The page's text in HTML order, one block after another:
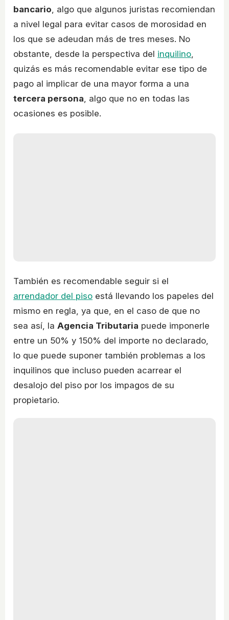
bancario , algo que algunos juristas recomiendan
a nivel legal para evitar casos de morosidad en
los que se adeudan más de tres meses. No
obstante, desde la perspectiva del inquilino
quizás es más recomendable evitar ese tipo de
pago al implicar de una mayor forma a una
tercera persona , algo que no en todas las
ocasiones es posible.
También es recomendable seguir si el
arrendador del piso está llevando los papeles del
mismo en regla, ya que, en el caso de que no
sea así, la Agencia Tributaria puede imponerle
entre un 50% y 150% del importe no declarado,
lo que puede suponer también problemas a los
inquilinos que incluso pueden acarrear el
desalojo del piso por los impagos de su
propietario.